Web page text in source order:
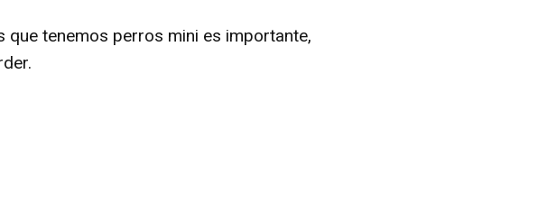
que tenemos perros mini es importante,